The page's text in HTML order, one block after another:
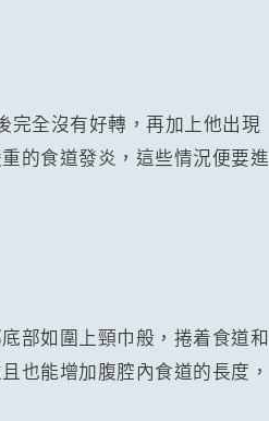
完全沒有好轉，再加上他出現
的食道發炎，這些情況便要進
部如圍上頸巾般，捲着食道和
也能增加腹腔內食道的長度，